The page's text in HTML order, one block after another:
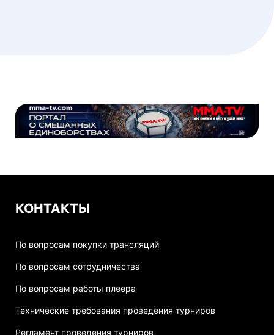
КОНТАКТЫ
По вопросам покупки трансляций
По вопросам сотрудничества
По вопросам работы плеера
Технические требования проведения турниров
Регламент проведения турниров